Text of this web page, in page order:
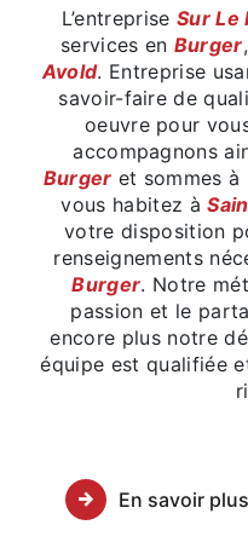
L’entreprise Sur Le
services en Burger
Avold. Entreprise
savoir-faire de
oeuvre pour
accompagnons
Burger et sommes à
vous habitez à
votre disposition
renseignements
Burger. Notre
passion et le
encore plus notre
équipe est qualifiée
En savoir plus